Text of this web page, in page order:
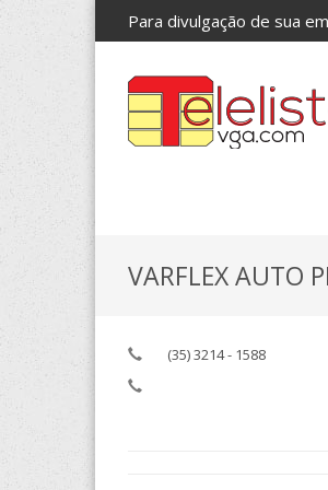
Para divulgação de sua
VARFLEX AUTO
(35) 3214 - 1588